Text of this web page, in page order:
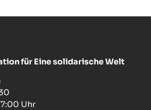
für Eine solidarische Welt
Uhr